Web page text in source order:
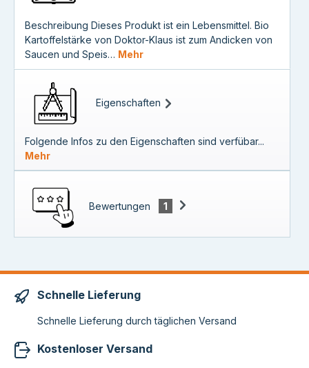
Beschreibung Dieses Produkt ist ein Lebensmittel. Bio
Kartoffelstärke von Doktor-Klaus ist zum Andicken von
Saucen und Speis… Mehr
Eigenschaften
Folgende Infos zu den Eigenschaften sind verfübar...
Mehr
Bewertungen 1
Schnelle Lieferung
Schnelle Lieferung durch täglichen Versand
Kostenloser Versand